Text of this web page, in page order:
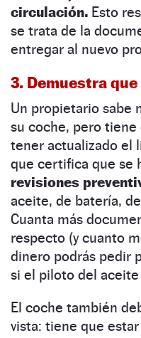
circulación. Esto
se trata de la
entregar al nuevo
3. Demuestra
Un propietario sabe
su coche, pero
tener actualizado el
que certifica que se
revisiones
aceite, de batería,
Cuanta más
respecto (y cuanto
dinero podrás pedir
si el piloto del
El coche también
vista: tiene que estar